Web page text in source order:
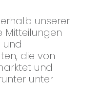
unserer
Mitteilungen
und
die von
und
unter